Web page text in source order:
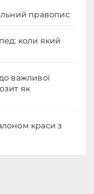
правопис
коли який
важливої
як
краси з